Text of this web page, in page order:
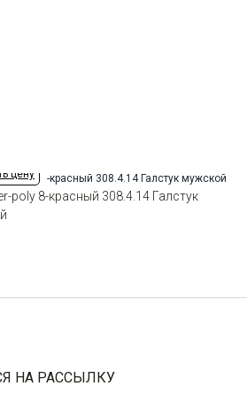
цену
poly 8-красный 308.4.14 Галстук
НА РАССЫЛКУ